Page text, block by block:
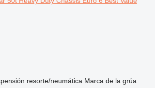
resorte/neumática Marca de la grúa